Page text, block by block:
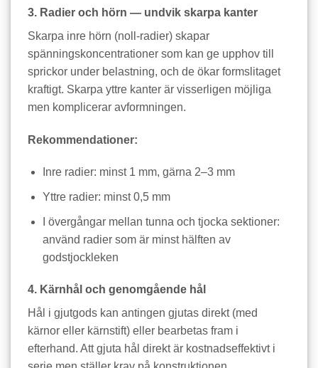
3. Radier och hörn — undvik skarpa kanter
Skarpa inre hörn (noll-radier) skapar
spänningskoncentrationer som kan ge upphov till
sprickor under belastning, och de ökar formslitaget
kraftigt. Skarpa yttre kanter är visserligen möjliga
men komplicerar avformningen.
Rekommendationer:
Inre radier: minst 1 mm, gärna 2–3 mm
Yttre radier: minst 0,5 mm
I övergångar mellan tunna och tjocka sektioner:
använd radier som är minst hälften av
godstjockleken
4. Kärnhål och genomgående hål
Hål i gjutgods kan antingen gjutas direkt (med
kärnor eller kärnstift) eller bearbetas fram i
efterhand. Att gjuta hål direkt är kostnadseffektivt i